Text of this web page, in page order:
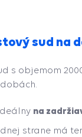
sud na
s objemom
na
strane má